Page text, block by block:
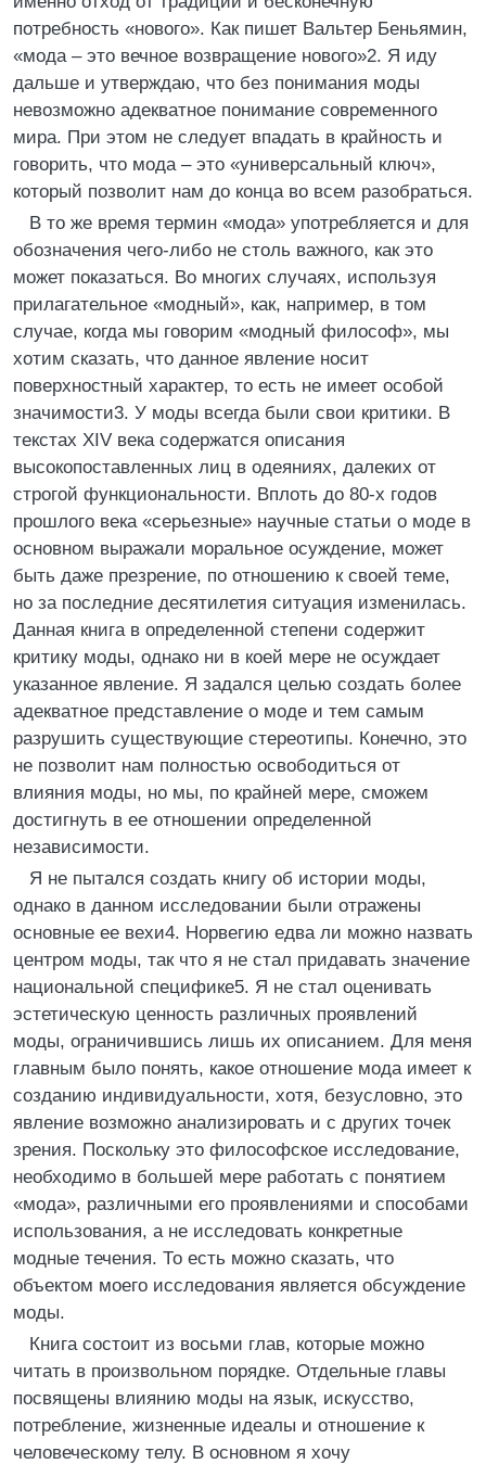
потребность «нового». Как пишет Вальтер Беньямин,
«мода – это вечное возвращение нового»2. Я иду
дальше и утверждаю, что без понимания моды
невозможно адекватное понимание современного
мира. При этом не следует впадать в крайность и
говорить, что мода – это «универсальный ключ»,
который позволит нам до конца во всем разобраться.
В то же время термин «мода» употребляется и для
обозначения чего-либо не столь важного, как это
может показаться. Во многих случаях, используя
прилагательное «модный», как, например, в том
случае, когда мы говорим «модный философ», мы
хотим сказать, что данное явление носит
поверхностный характер, то есть не имеет особой
значимости3. У моды всегда были свои критики. В
текстах XIV века содержатся описания
высокопоставленных лиц в одеяниях, далеких от
строгой функциональности. Вплоть до 80-х годов
прошлого века «серьезные» научные статьи о моде в
основном выражали моральное осуждение, может
быть даже презрение, по отношению к своей теме,
но за последние десятилетия ситуация изменилась.
Данная книга в определенной степени содержит
критику моды, однако ни в коей мере не осуждает
указанное явление. Я задался целью создать более
адекватное представление о моде и тем самым
разрушить существующие стереотипы. Конечно, это
не позволит нам полностью освободиться от
влияния моды, но мы, по крайней мере, сможем
достигнуть в ее отношении определенной
независимости.
Я не пытался создать книгу об истории моды,
однако в данном исследовании были отражены
основные ее вехи4. Норвегию едва ли можно назвать
центром моды, так что я не стал придавать значение
национальной специфике5. Я не стал оценивать
эстетическую ценность различных проявлений
моды, ограничившись лишь их описанием. Для меня
главным было понять, какое отношение мода имеет к
созданию индивидуальности, хотя, безусловно, это
явление возможно анализировать и с других точек
зрения. Поскольку это философское исследование,
необходимо в большей мере работать с понятием
«мода», различными его проявлениями и способами
использования, а не исследовать конкретные
модные течения. То есть можно сказать, что
объектом моего исследования является обсуждение
моды.
Книга состоит из восьми глав, которые можно
читать в произвольном порядке. Отдельные главы
посвящены влиянию моды на язык, искусство,
потребление, жизненные идеалы и отношение к
человеческому телу. В основном я хочу